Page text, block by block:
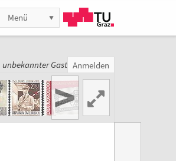
Menü
unbekannter Gast Anmelden
>